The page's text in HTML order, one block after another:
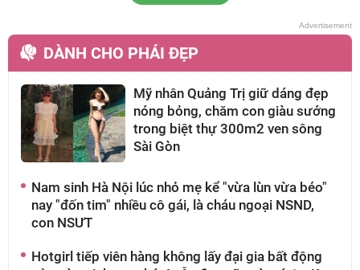
DÀNH CHO PHÁI ĐẸP
Mỹ nhân Quảng Trị giữ dáng đẹp
nóng bỏng, chăm con giàu sướng
trong biệt thự 300m2 ven sông
Sài Gòn
Nam sinh Hà Nội lúc nhỏ mẹ kể "vừa lùn vừa béo"
nay "đốn tim" nhiều cô gái, là cháu ngoại NSND,
con NSƯT
Hotgirl tiếp viên hàng không lấy đại gia bất động